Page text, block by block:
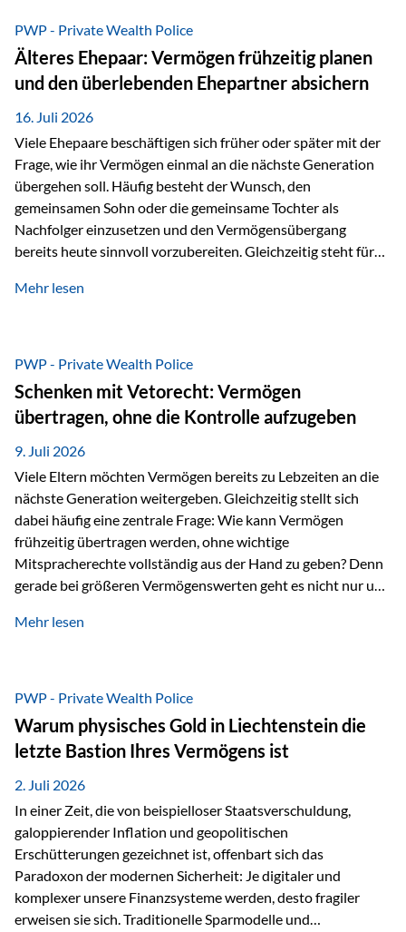
Ausgangssituation Stellen Sie sich folgende Familie vor: Die
Großeltern haben über viele Jahre Vermögen aufgebaut. Ihr
Wunsch ist es, dieses Vermögen nicht nur den eigenen
Kindern, sondern langfristig auch den Enkeln zukommen zu…
PWP - Private Wealth Police
Älteres Ehepaar: Vermögen frühzeitig planen
und den überlebenden Ehepartner absichern
16. Juli 2026
Viele Ehepaare beschäftigen sich früher oder später mit der
Frage, wie ihr Vermögen einmal an die nächste Generation
übergehen soll. Häufig besteht der Wunsch, den
gemeinsamen Sohn oder die gemeinsame Tochter als
Nachfolger einzusetzen und den Vermögensübergang
bereits heute sinnvoll vorzubereiten. Gleichzeitig steht für
passiert, wenn einer der beiden verstirbt? Der überlebende
Vermögen verfügen können. Genau für diese
Ausgangssituation bietet die Private Wealth Police der
Vienna-Life eine durchdachte Gestaltungsmöglichkeit. Die
Ausgangssituation Stellen Sie sich folgendes Beispiel vor:
Ein…
Mehr lesen
PWP - Private Wealth Police
Schenken mit Vetorecht: Vermögen
übertragen, ohne die Kontrolle aufzugeben
9. Juli 2026
Viele Eltern möchten Vermögen bereits zu Lebzeiten an die
nächste Generation weitergeben. Gleichzeitig stellt sich
dabei häufig eine zentrale Frage: Wie kann Vermögen
frühzeitig übertragen werden, ohne wichtige
Mitspracherechte vollständig aus der Hand zu geben? Denn
gerade bei größeren Vermögenswerten geht es nicht nur um
sicherzustellen, dass das Vermögen langfristig erhalten
folgende Situation vor: Ein Vater schenkt seiner Tochter
einen Teil seines Vermögens. Einige Jahre später möchte die
Tochter das Geld kurzfristig verwenden, um…
Mehr lesen
PWP - Private Wealth Police
Warum physisches Gold in Liechtenstein die
letzte Bastion Ihres Vermögens ist
2. Juli 2026
In einer Zeit, die von beispielloser Staatsverschuldung,
galoppierender Inflation und geopolitischen
Erschütterungen gezeichnet ist, offenbart sich das
Paradoxon der modernen Sicherheit: Je digitaler und
komplexer unsere Finanzsysteme werden, desto fragiler
erweisen sie sich. Traditionelle Sparmodelle und